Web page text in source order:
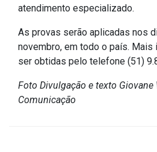
Recursos Humanos
Processo Seletivo
Seletivo Simplificado
Concursos
Instruções Normativas
Licitações
atendimento especializado.
As provas serão aplicadas nos
novembro, em todo o país.
ser obtidas pelo telefone (51)
Foto Divulgação e texto Giovane
Comunicação